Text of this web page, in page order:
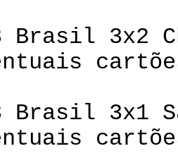
Brasil 3x2
Brasil 3x1